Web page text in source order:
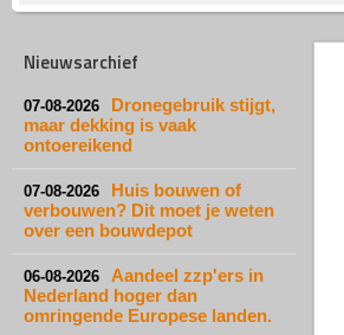
Nieuwsarchief
07-08-2026
Dronegebruik stijgt,
maar dekking is vaak
ontoereikend
07-08-2026
Huis bouwen of
verbouwen? Dit moet je weten
over een bouwdepot
06-08-2026
Aandeel zzp'ers in
Nederland hoger dan
omringende Europese landen.